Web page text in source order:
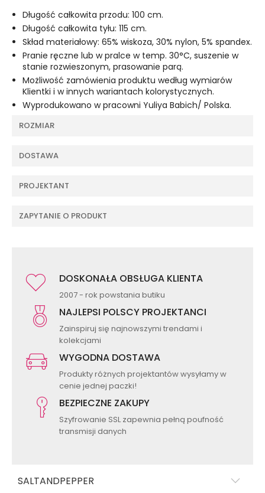
Długość całkowita przodu: 100 cm.
Długość całkowita tyłu: 115 cm.
Skład materiałowy: 65% wiskoza, 30% nylon, 5% spandex.
Pranie ręczne lub w pralce w temp. 30°C, suszenie w
stanie rozwieszonym, prasowanie parą.
Możliwość zamówienia produktu według wymiarów
Klientki i w innych wariantach kolorystycznych.
Wyprodukowano w pracowni Yuliya Babich/ Polska.
ROZMIAR
DOSTAWA
PROJEKTANT
ZAPYTANIE O PRODUKT
DOSKONAŁA OBSŁUGA KLIENTA
2007 - rok powstania butiku
NAJLEPSI POLSCY PROJEKTANCI
Zainspiruj się najnowszymi trendami i
kolekcjami
WYGODNA DOSTAWA
Produkty różnych projektantów wysyłamy w
cenie jednej paczki!
BEZPIECZNE ZAKUPY
Szyfrowanie SSL zapewnia pełną poufność
transmisji danych
SALTANDPEPPER